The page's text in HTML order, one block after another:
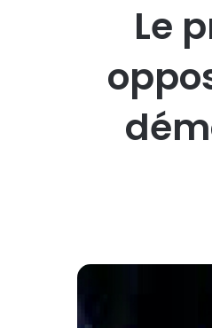
Le